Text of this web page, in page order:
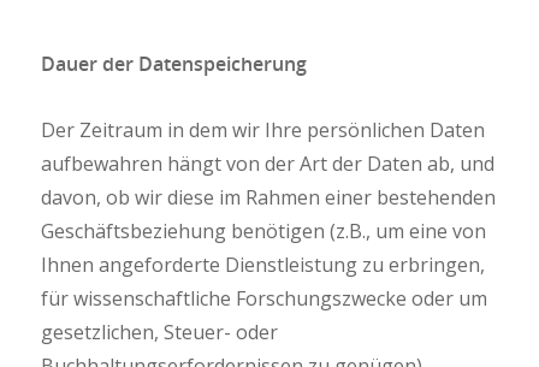
Dauer der Datenspeicherung
Der Zeitraum in dem wir Ihre persönlichen Daten
aufbewahren hängt von der Art der Daten ab, und
davon, ob wir diese im Rahmen einer bestehenden
Geschäftsbeziehung benötigen (z.B., um eine von
Ihnen angeforderte Dienstleistung zu erbringen,
für wissenschaftliche Forschungszwecke oder um
gesetzlichen, Steuer- oder